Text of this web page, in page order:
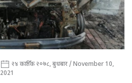
२४ कार्तिक २०७८, बुधबार / November 10,
2021